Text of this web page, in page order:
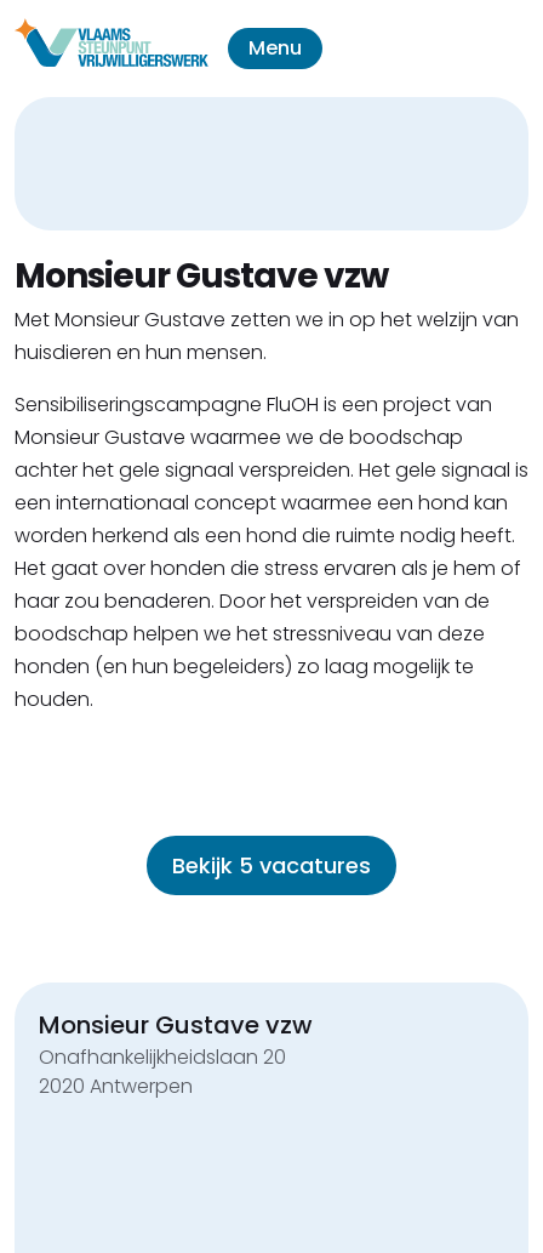
Menu
Monsieur Gustave vzw
Met Monsieur Gustave zetten we in op het welzijn van
huisdieren en hun mensen.
Sensibiliseringscampagne FluOH is een project van
Monsieur Gustave waarmee we de boodschap
achter het gele signaal verspreiden. Het gele signaal is
een internationaal concept waarmee een hond kan
worden herkend als een hond die ruimte nodig heeft.
Het gaat over honden die stress ervaren als je hem of
haar zou benaderen. Door het verspreiden van de
boodschap helpen we het stressniveau van deze
honden (en hun begeleiders) zo laag mogelijk te
houden.
Bekijk 5 vacatures
Monsieur Gustave vzw
Onafhankelijkheidslaan 20
2020 Antwerpen